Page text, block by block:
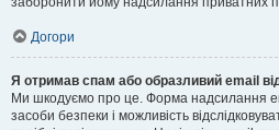
Догори
Я отримав спам або образливий email
Ми шкодуємо про це. Форма надсилання
засоби безпеки і можливість